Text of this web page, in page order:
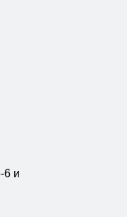
6 и